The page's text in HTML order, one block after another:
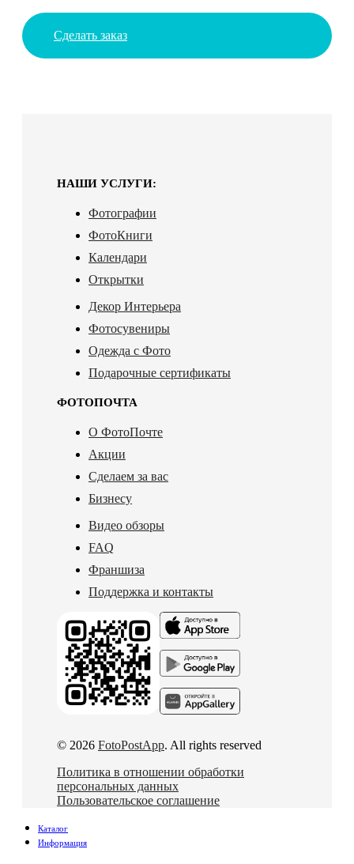
Сделать заказ
НАШИ УСЛУГИ:
Фотографии
ФотоКниги
Календари
Открытки
Декор Интерьера
Фотосувениры
Одежда с Фото
Подарочные сертификаты
ФОТОПОЧТА
О ФотоПочте
Акции
Сделаем за вас
Бизнесу
Видео обзоры
FAQ
Франшиза
Поддержка и контакты
© 2026 FotoPostApp. All rights reserved
Политика в отношении обработки
персональных данных
Пользовательское соглашение
Каталог
Информация